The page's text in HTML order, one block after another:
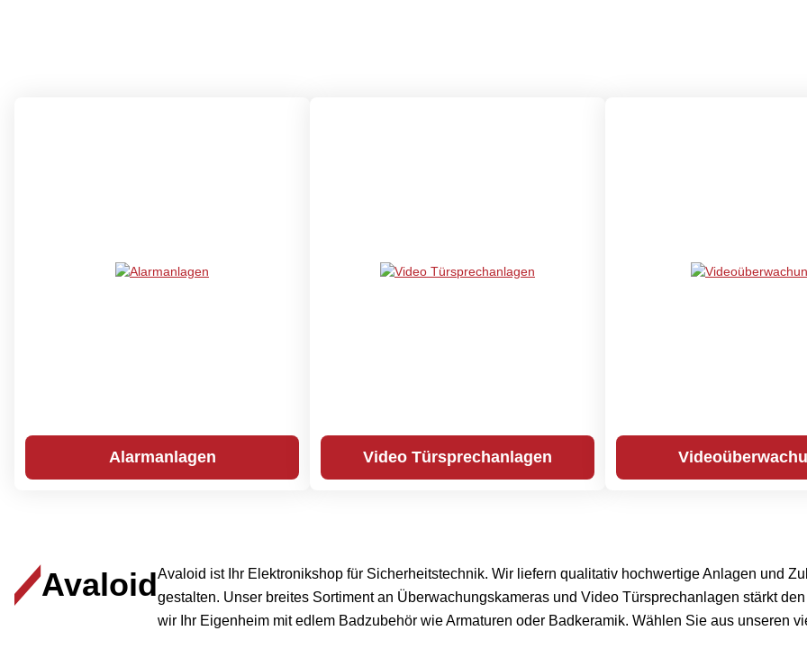
Alarmanlagen Video Türsprechanlagen
AvaloidAvaloid ist Ihr Elektronikshop für Sicherheitstechnik. Wir liefern qualitativ hochwertige Anlagen und
gestalten. Unser breites Sortiment an Überwachungskameras und Video Türsprechanlagen stärkt
wir Ihr Eigenheim mit edlem Badzubehör wie Armaturen oder Badkeramik. Wählen Sie aus unseren